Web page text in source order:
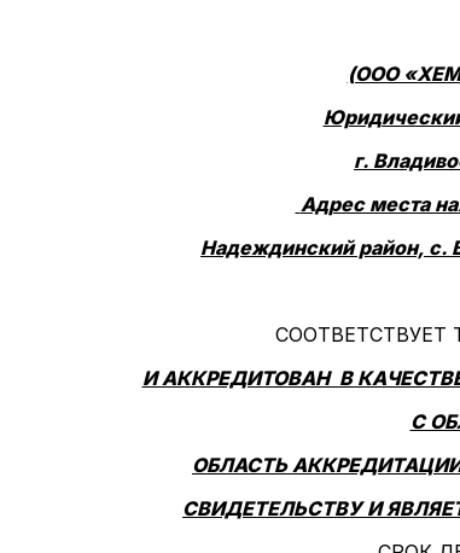
(ООО
г.
Адрес места
Надеждинский район, с.
СООТВЕТСТВУЕТ
И АККРЕДИТОВАН В
С
ОБЛАСТЬ
СВИДЕТЕЛЬСТВУ И